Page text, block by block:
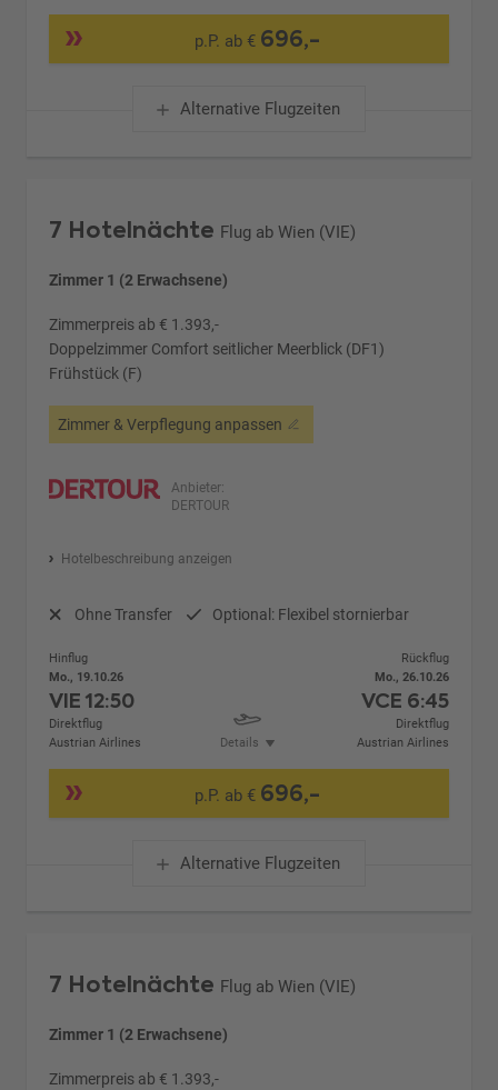
p.P. ab € 696,-
Alternative Flugzeiten
7 Hotelnächte Flug ab Wien (VIE)
Zimmer 1 (2 Erwachsene)
Zimmerpreis ab € 1.393,-
Doppelzimmer Comfort seitlicher Meerblick (DF1)
Frühstück (F)
Zimmer & Verpflegung anpassen
Anbieter:
DERTOUR
Hotelbeschreibung anzeigen
Ohne Transfer Optional: Flexibel stornierbar
Hinflug
Mo., 19.10.26
VIE12:50
Direktflug
Austrian Airlines
Details
Rückflug
Mo., 26.10.26
VCE 6:45
Direktflug
Austrian Airlines
p.P. ab € 696,-
Alternative Flugzeiten
7 Hotelnächte Flug ab Wien (VIE)
Zimmer 1 (2 Erwachsene)
Zimmerpreis ab € 1.393,-